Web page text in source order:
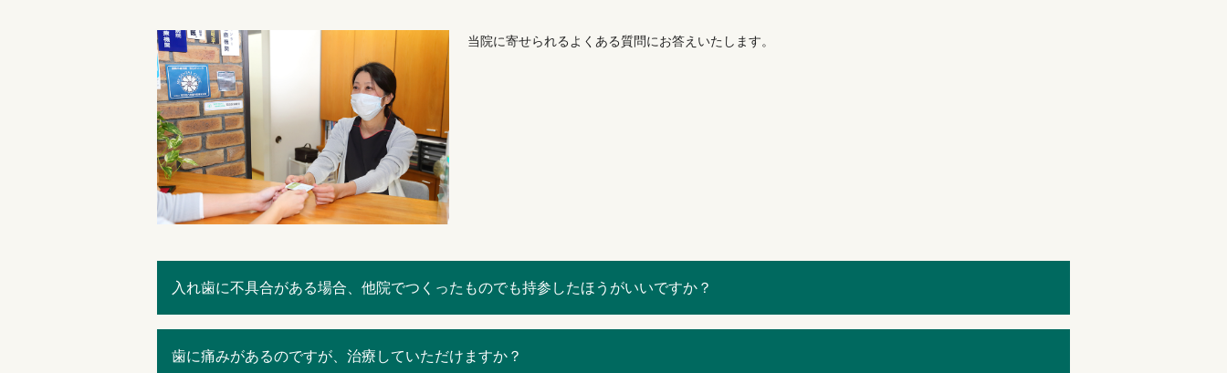
当院に寄せられるよくある質問にお答えいたします。
入れ歯に不具合がある場合、他院でつくったものでも持参したほうがいいですか？
歯に痛みがあるのですが、治療していただけますか？